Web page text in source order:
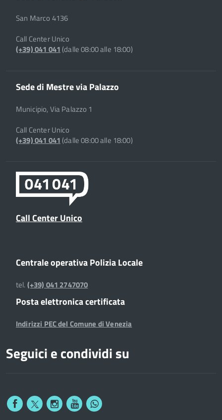
San Marco 4136
Call Center Unico
(+39) 041 041(dalle 08:00 alle 18:00)
Sede di Mestre via Palazzo
Municipio, Via Palazzo 1
Call Center Unico
(+39) 041 041(dalle 08:00 alle 18:00)
Call Center Unico
Centrale operativa Polizia Locale
tel.(+39) 041 2747070
Posta elettronica certificata
Indirizzi PEC del Comune di Venezia
Seguici e condividi su